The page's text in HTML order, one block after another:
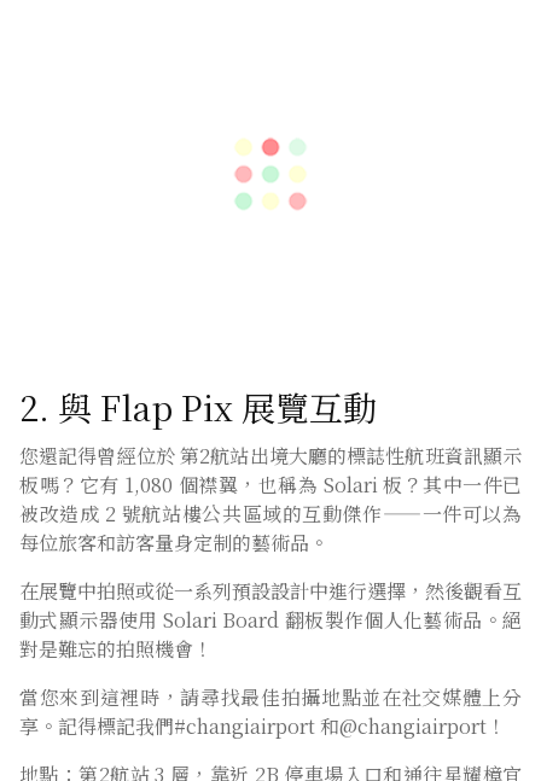
板嗎？它有 1,080 個襟翼，也稱為 Solari 板？其中一件已
被改造成 2 號航站樓公共區域的互動傑作——一件可以為
每位旅客和訪客量身定制的藝術品。
在展覽中拍照或從一系列預設設計中進行選擇，然後觀看互
動式顯示器使用 Solari Board 翻板製作個人化藝術品。絕
當您來到這裡時，請尋找最佳拍攝地點並在社交媒體上分
享。記得標記我們#changiairport 和@changiairport！
地點：第2航站 3 層，靠近 2B 停車場入口和通往星耀樟宜
機場的連接橋。